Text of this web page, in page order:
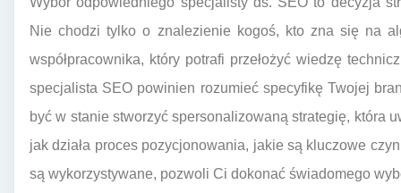
Nie chodzi tylko o znalezienie kogoś, kto zna się na
współpracownika, który potrafi przełożyć wiedzę
specjalista SEO powinien rozumieć specyfikę Twojej
być w stanie stworzyć spersonalizowaną strategię, która
jak działa proces pozycjonowania, jakie są kluczowe
są wykorzystywane, pozwoli Ci dokonać świadomego